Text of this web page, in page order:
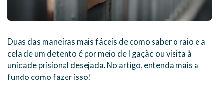
Duas das maneiras mais fáceis de como saber o raio e a
cela de um detento é por meio de ligação ou visita à
unidade prisional desejada. No artigo, entenda mais a
fundo como fazer isso!